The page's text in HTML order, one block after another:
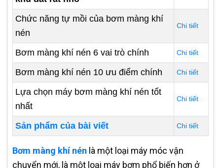
Chức năng tự mồi của bơm màng khí
nén
Chi tiết
Bơm màng khí nén 6 vai trò chính Chi tiết
Bơm màng khí nén 10 ưu điểm chính Chi tiết
Lựa chọn máy bơm màng khí nén tốt
nhất
Chi tiết
Sản phẩm của bài viết Chi tiết
Bơm màng khí nén là một loại máy móc vận
chuyển mới, là một loại máy bơm phổ biến hơn ở